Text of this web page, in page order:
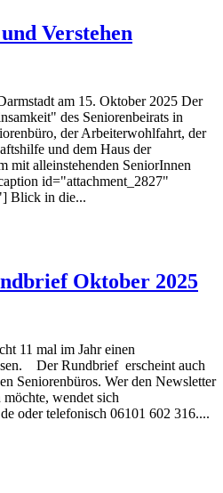
Verstehen
am 15. Oktober 2025 Der
des Seniorenbeirats in
der Arbeiterwohlfahrt, der
und dem Haus der
mit alleinstehenden SeniorInnen
id="attachment_2827"
Blick in die...
Oktober 2025
11 mal im Jahr einen
Der Rundbrief erscheint auch
Seniorenbüros. Wer den Newsletter
möchte, wendet sich
oder telefonisch 06101 602 316....